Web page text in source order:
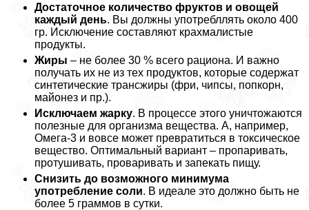
Достаточное количество фруктов и овощей
каждый день. Вы должны употрeбллять около 400
гр. Исключение составляют крахмалистые
продукты.
Жиры – не более 30 % всего рациона. И важно
получать их не из тех продуктов, которые содержат
синтетические трaнcжиры (фри, чипсы, попкорн,
майонез и пр.).
Исключаем жарку. В процессе этого уничтожаются
полезные для организма вещества. А, например,
Омега-3 и вовсе может превратиться в токсическое
вещество. Оптимальный вариант – пропаривать,
протушивать, проваривать и запекать пищу.
Снизить до возможного минимума
употрeбление соли. В идеале это должно быть не
более 5 граммов в сутки.